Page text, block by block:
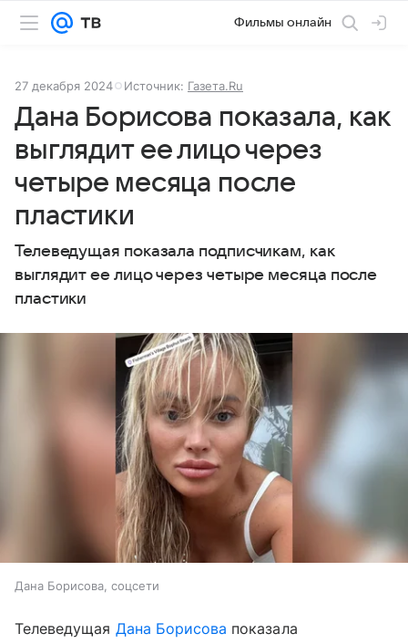
Фильмы онлайн
27 декабря 2024 Источник: Газета.Ru
Дана Борисова показала, как
выглядит ее лицо через
четыре месяца после
пластики
Телеведущая показала подписчикам, как
выглядит ее лицо через четыре месяца после
пластики
Дана Борисова, соцсети
Телеведущая Дана Борисова показала